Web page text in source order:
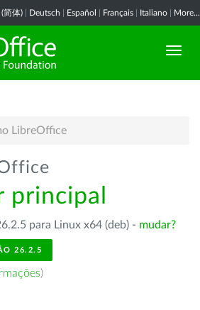
简体) Deutsch Español Français Italiano More...
LibreOffice
principal
para Linux x64 (deb) - mudar?
26.2.5
)